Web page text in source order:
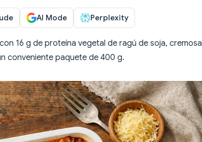
AI Mode Perplexity
16 g de proteína vegetal de ragú de soja, cremosa
conveniente paquete de 400 g.